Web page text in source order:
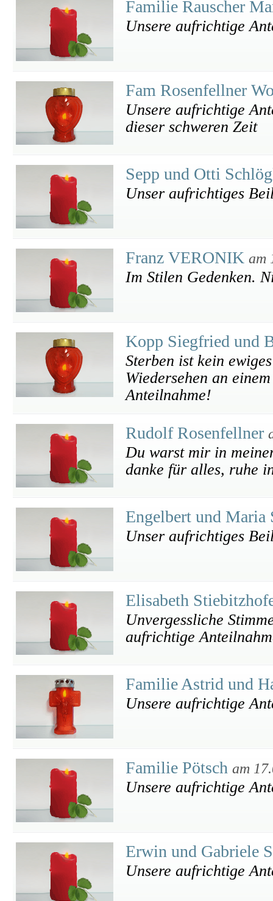
Familie Rauscher
Unsere aufrichtige
Fam Rosenfellner
Unsere aufrichtige
dieser schweren Zeit
Sepp und Otti
Unser aufrichtiges
Franz VERONIK am
Im Stilen Gedenken.
Kopp Siegfried und
Sterben ist kein
Wiedersehen an
Anteilnahme!
Rudolf Rosenfellner
Du warst mir in
danke für alles, ruhe
Engelbert und
Unser aufrichtiges
Elisabeth
Unvergessliche
aufrichtige
Familie Astrid und
Unsere aufrichtige
Familie Pötsch am
Unsere aufrichtige
Erwin und Gabriele
Unsere aufrichtige